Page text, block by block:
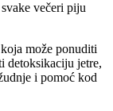
večeri piju
može ponuditi
​​detoksikaciju jetre,
i pomoć kod